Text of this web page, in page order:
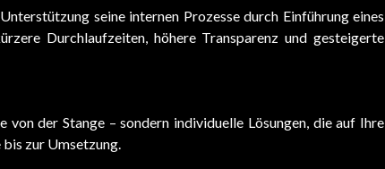
seine internen Prozesse durch Einführung eines
Durchlaufzeiten, höhere Transparenz und gesteigerte
der Stange – sondern individuelle Lösungen, die auf Ihre
zur Umsetzung.